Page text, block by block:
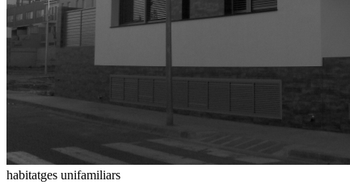
habitatges unifamiliars